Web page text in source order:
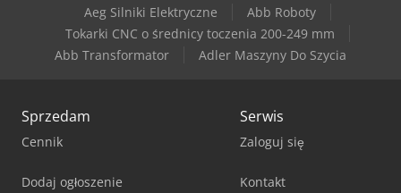
Aeg Silniki Elektryczne
Abb Roboty
Tokarki CNC o średnicy toczenia 200-249 mm
Abb Transformator
Adler Maszyny Do Szycia
Sprzedam
Cennik
Dodaj ogłoszenie
Serwis
Zaloguj się
Kontakt